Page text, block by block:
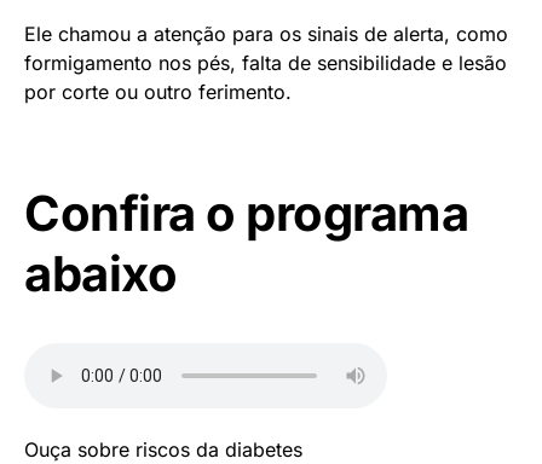
Ele chamou a atenção para os sinais de alerta, como
formigamento nos pés, falta de sensibilidade e lesão
por corte ou outro ferimento.
Confira o programa
abaixo
Ouça sobre riscos da diabetes